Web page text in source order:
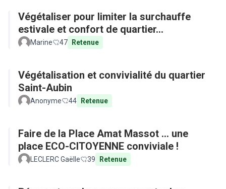
Végétaliser pour limiter la surchauffe
estivale et confort de quartier...
Marine 47 Retenue
Végétalisation et convivialité du quartier
Saint-Aubin
Anonyme 44 Retenue
Faire de la Place Amat Massot ... une
place ECO-CITOYENNE conviviale !
LECLERC Gaëlle 39 Retenue